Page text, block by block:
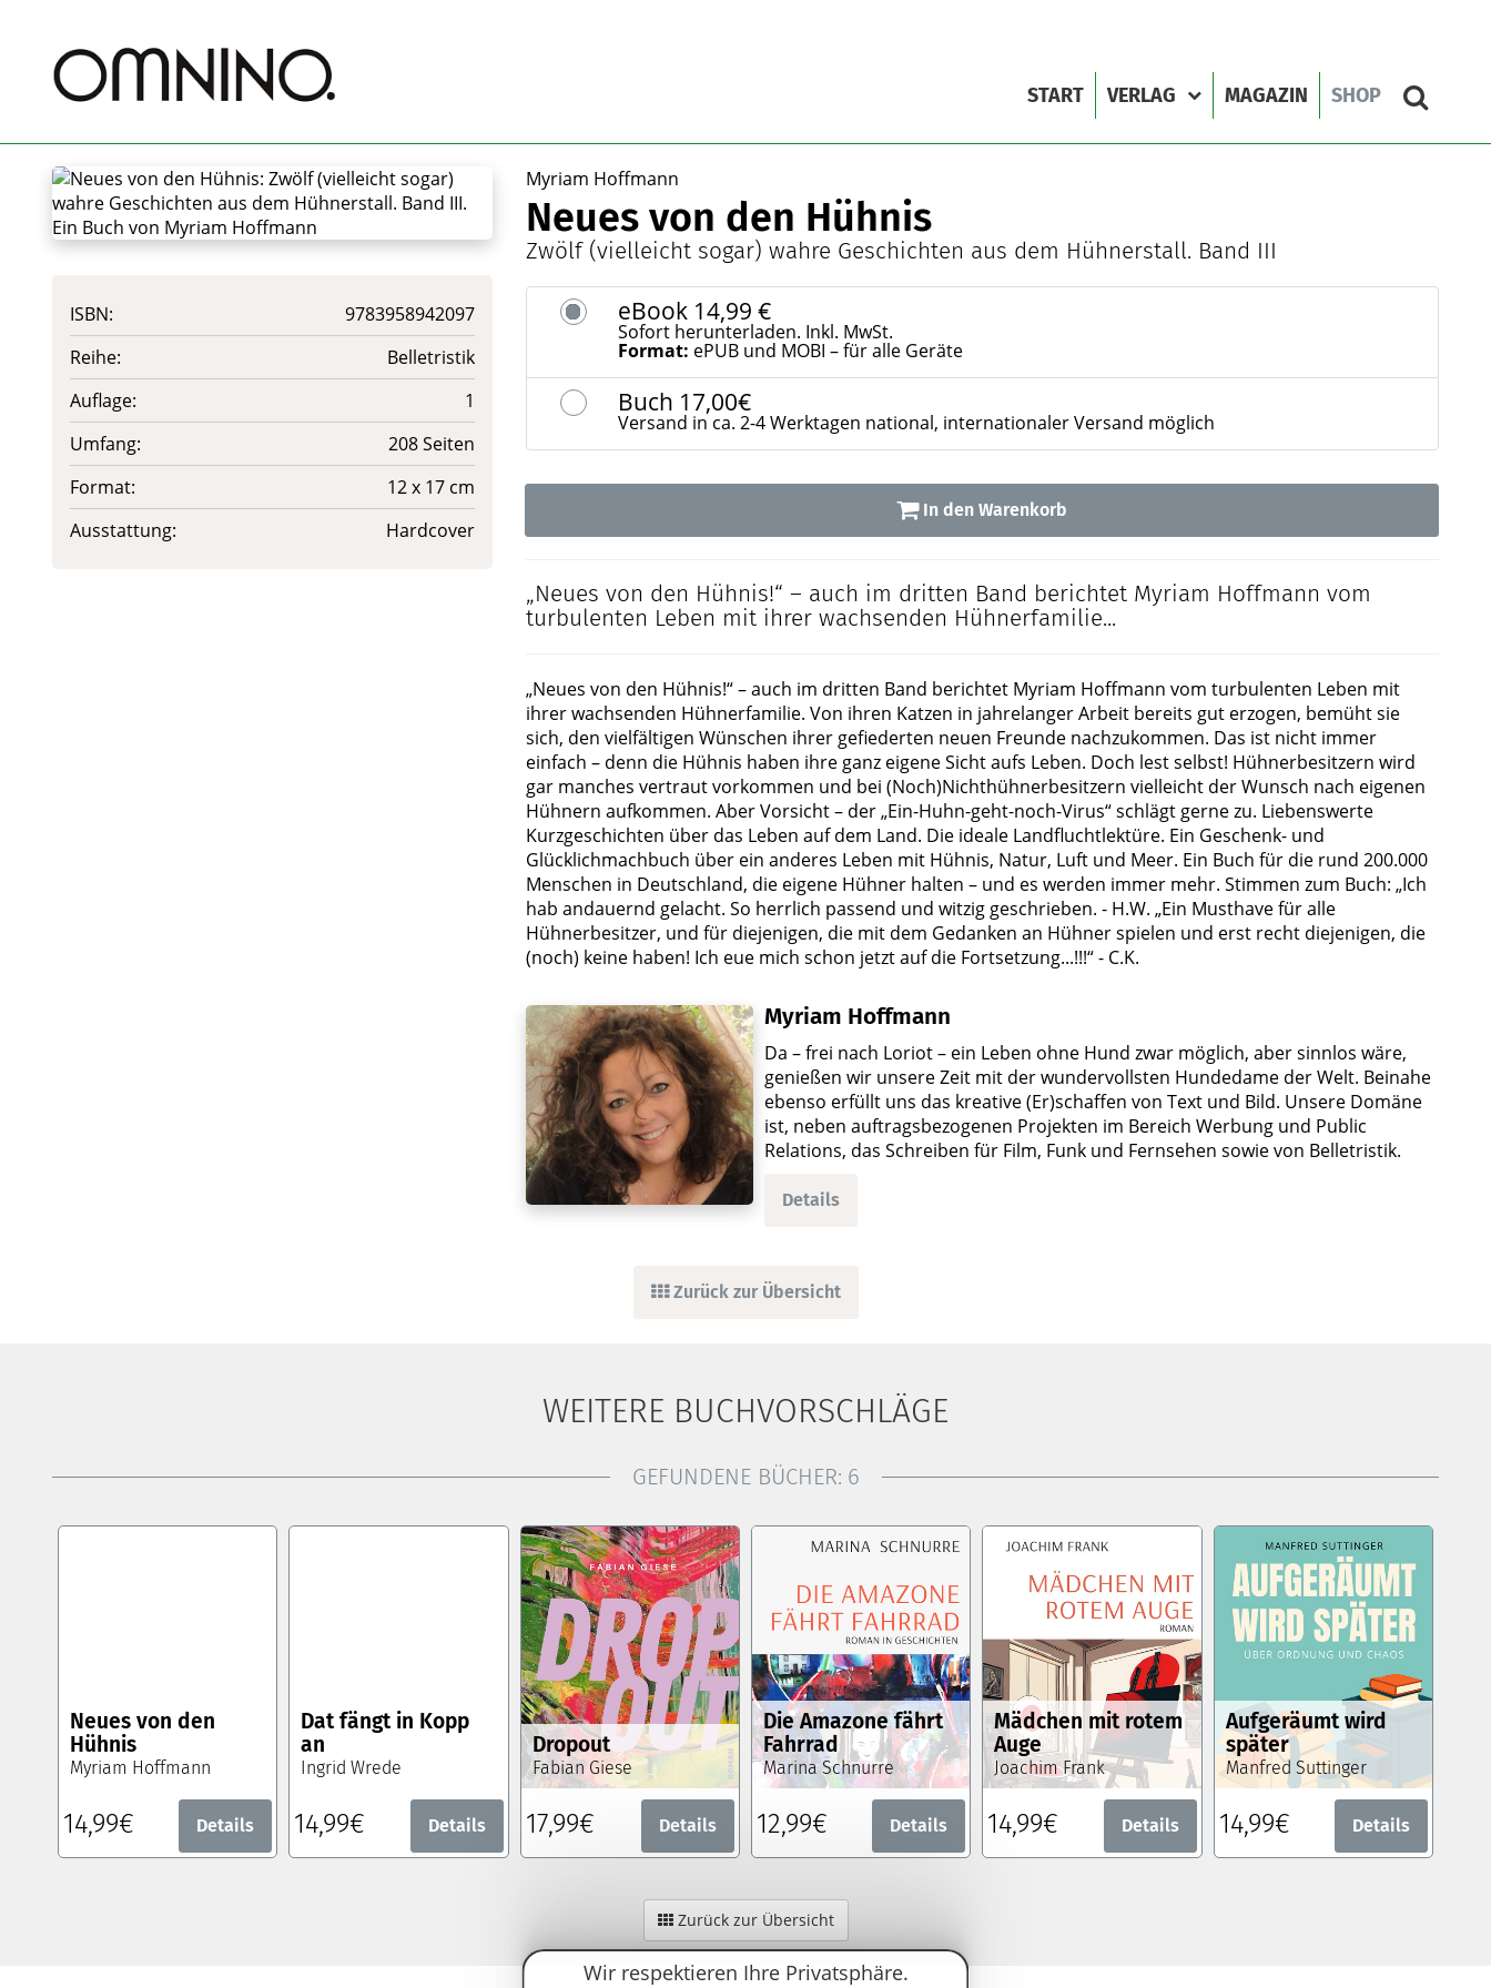
Wir respektieren Ihre Privatsphäre.
START VERLAG MAGAZIN SHOP
ISBN:
9783958942097
Reihe:
Belletristik
Auflage:
1
Umfang:
208 Seiten
Format:
12 x 17 cm
Ausstattung:
Hardcover
Myriam Hoffmann
Neues von den Hühnis
Zwölf (vielleicht sogar) wahre Geschichten aus dem Hühnerstall. Band III
eBook 14,99 €
Sofort herunterladen. Inkl. MwSt.
Format: ePUB und MOBI – für alle Geräte
Buch 17,00€
Versand in ca. 2-4 Werktagen national, internationaler Versand möglich
In den Warenkorb
„Neues von den Hühnis!“ – auch im dritten Band berichtet Myriam Hoffmann vom
turbulenten Leben mit ihrer wachsenden Hühnerfamilie...
„Neues von den Hühnis!“ – auch im dritten Band berichtet Myriam Hoffmann vom turbulenten Leben mit
ihrer wachsenden Hühnerfamilie. Von ihren Katzen in jahrelanger Arbeit bereits gut erzogen, bemüht sie
sich, den vielfältigen Wünschen ihrer gefiederten neuen Freunde nachzukommen. Das ist nicht immer
einfach – denn die Hühnis haben ihre ganz eigene Sicht aufs Leben. Doch lest selbst! Hühnerbesitzern wird
gar manches vertraut vorkommen und bei (Noch)Nichthühnerbesitzern vielleicht der Wunsch nach eigenen
Hühnern aufkommen. Aber Vorsicht – der „Ein-Huhn-geht-noch-Virus“ schlägt gerne zu. Liebenswerte
Kurzgeschichten über das Leben auf dem Land. Die ideale Landfluchtlektüre. Ein Geschenk- und
Glücklichmachbuch über ein anderes Leben mit Hühnis, Natur, Luft und Meer. Ein Buch für die rund 200.000
Menschen in Deutschland, die eigene Hühner halten – und es werden immer mehr. Stimmen zum Buch: „Ich
hab andauernd gelacht. So herrlich passend und witzig geschrieben. - H.W. „Ein Musthave für alle
Hühnerbesitzer, und für diejenigen, die mit dem Gedanken an Hühner spielen und erst recht diejenigen, die
(noch) keine haben! Ich eue mich schon jetzt auf die Fortsetzung...!!!“ - C.K.
Myriam Hoffmann
Da – frei nach Loriot – ein Leben ohne Hund zwar möglich, aber sinnlos wäre,
genießen wir unsere Zeit mit der wundervollsten Hundedame der Welt. Beinahe
ebenso erfüllt uns das kreative (Er)schaffen von Text und Bild. Unsere Domäne
ist, neben auftragsbezogenen Projekten im Bereich Werbung und Public
Relations, das Schreiben für Film, Funk und Fernsehen sowie von Belletristik.
Details
Zurück zur Übersicht
WEITERE BUCHVORSCHLÄGE
GEFUNDENE BÜCHER: 6
Neues von den
Hühnis
Myriam Hoffmann
14,99€ Details
Dat fängt in Kopp
an
Ingrid Wrede
14,99€ Details
Dropout
Fabian Giese
17,99€ Details
Die Amazone fährt
Fahrrad
Marina Schnurre
12,99€ Details
Mädchen mit rotem
Auge
Joachim Frank
14,99€ Details
Aufgeräumt wird
später
Manfred Suttinger
14,99€ Details
Zurück zur Übersicht